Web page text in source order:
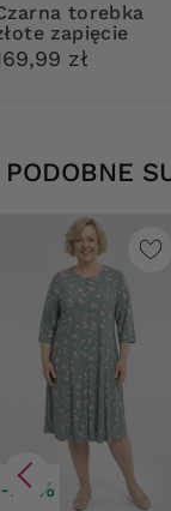
zapięcie
zł
PODOBNE
-20%